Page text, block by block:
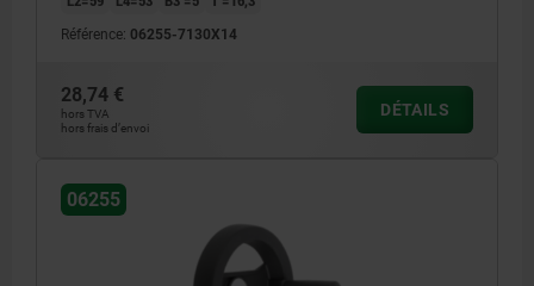
Référence: 06255-7130X14
28,74 €
hors TVA
hors frais d’envoi
DÉTAILS
06255